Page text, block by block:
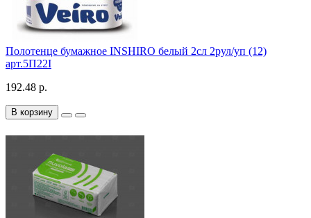
Полотенце бумажное INSHIRO белый 2сл 2рул/уп (12)
арт.5П22I
192.48 р.
В корзину